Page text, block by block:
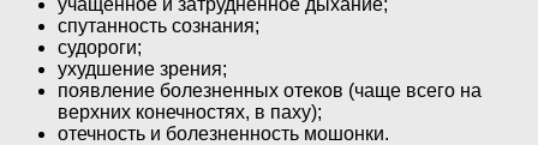
спутанность сознания;
судороги;
ухудшение зрения;
появление болезненных отеков (чаще всего на
верхних конечностях, в паху);
отечность и болезненность мошонки.